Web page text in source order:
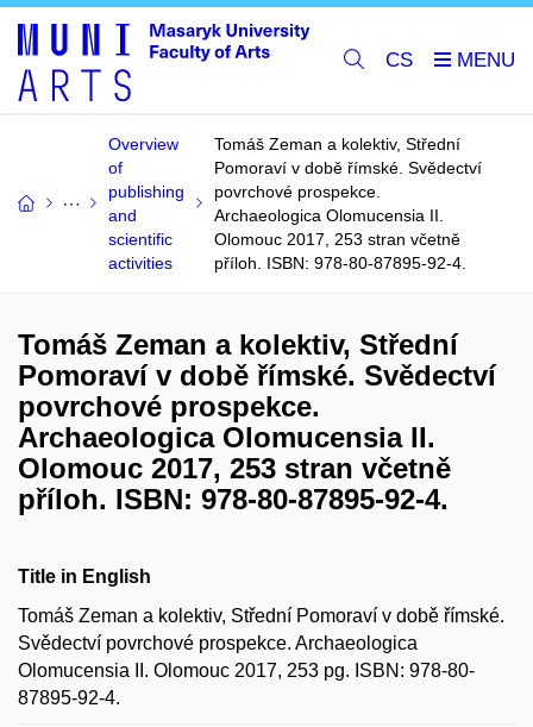
CS
Overview
of
publishing
and
scientific
activities
Tomáš Zeman a kolektiv, Střední
Pomoraví v době římské. Svědectví
povrchové prospekce.
Archaeologica Olomucensia II.
Olomouc 2017, 253 stran včetně
příloh. ISBN: 978-80-87895-92-4.
Tomáš Zeman a kolektiv, Střední
Pomoraví v době římské. Svědectví
povrchové prospekce.
Archaeologica Olomucensia II.
Olomouc 2017, 253 stran včetně
příloh. ISBN: 978-80-87895-92-4.
Title in English
Tomáš Zeman a kolektiv, Střední Pomoraví v době římské.
Svědectví povrchové prospekce. Archaeologica
Olomucensia II. Olomouc 2017, 253 pg. ISBN: 978-80-
87895-92-4.